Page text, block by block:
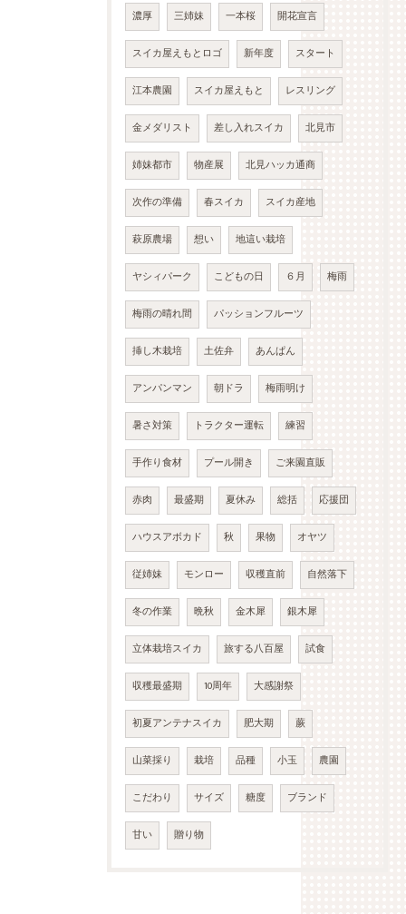
濃厚 三姉妹 一本桜 開花宣言
スイカ屋えもとロゴ 新年度 スタート
江本農園 スイカ屋えもと レスリング
金メダリスト 差し入れスイカ 北見市
姉妹都市 物産展 北見ハッカ通商
次作の準備 春スイカ スイカ産地
萩原農場 想い 地這い栽培
ヤシィパーク こどもの日 ６月 梅雨
梅雨の晴れ間 パッションフルーツ
挿し木栽培 土佐弁 あんぱん
アンパンマン 朝ドラ 梅雨明け
暑さ対策 トラクター運転 練習
手作り食材 プール開き ご来園直販
赤肉 最盛期 夏休み 総括 応援団
ハウスアボカド 秋 果物 オヤツ
従姉妹 モンロー 収穫直前 自然落下
冬の作業 晩秋 金木犀 銀木犀
立体栽培スイカ 旅する八百屋 試食
収穫最盛期 10周年 大感謝祭
初夏アンテナスイカ 肥大期 蕨
山菜採り 栽培 品種 小玉 農園
こだわり サイズ 糖度 ブランド
甘い 贈り物